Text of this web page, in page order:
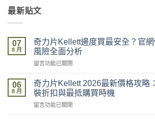
最新貼文
07
8 月
奇力片Kellett邊度買最安全？官
風險全面分析
在
力
片
Kellett
邊
留言功能已關閉
06
8 月
奇力片Kellett 2026最新價格攻略
裝折扣與最抵購買時機
在
留言功能已關閉